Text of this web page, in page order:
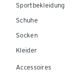
Sportbekleidung
Schuhe
Socken
Kleider
Accessoires